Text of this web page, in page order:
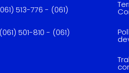
513-776 - (061)
501-810 - (061)